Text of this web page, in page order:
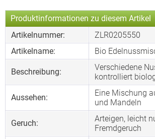
Produktinformationen zu diesem Artikel
Artikelnummer:
ZLR0205550
Artikelname:
Bio
Beschreibung:
Verschiedene
kontrolliert
Aussehen:
Eine Mischung
und Mandeln
Geruch:
Arteigen, leicht
Fremdgeruch